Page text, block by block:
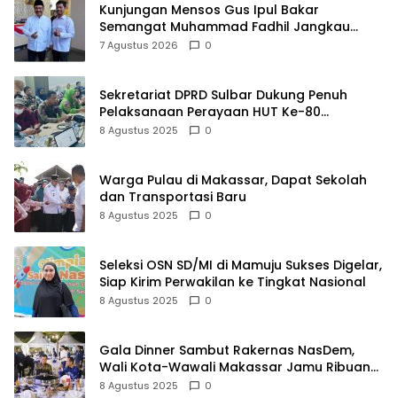
Kunjungan Mensos Gus Ipul Bakar
Semangat Muhammad Fadhil Jangkau
Anak Keluarga Sangat Kurang Mampu
7 Agustus 2026 0
Sekretariat DPRD Sulbar Dukung Penuh
Pelaksanaan Perayaan HUT Ke-80
Kemerdekaan RI
8 Agustus 2025 0
Warga Pulau di Makassar, Dapat Sekolah
dan Transportasi Baru
8 Agustus 2025 0
Seleksi OSN SD/MI di Mamuju Sukses Digelar,
Siap Kirim Perwakilan ke Tingkat Nasional
8 Agustus 2025 0
Gala Dinner Sambut Rakernas NasDem,
Wali Kota-Wawali Makassar Jamu Ribuan
Kader se-Indonesia
8 Agustus 2025 0